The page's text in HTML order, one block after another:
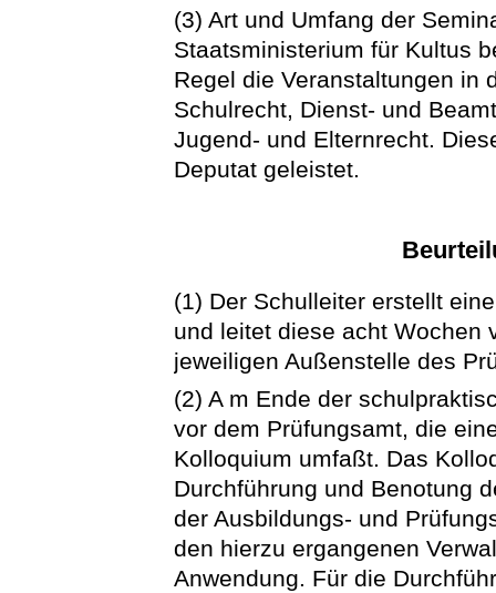
(3) Art und Umfang der
Staatsministerium für Kultus
Regel die Veranstaltungen in
Schulrecht, Dienst- und
Jugend- und Elternrecht.
Deputat geleistet.
(1) Der Schulleiter erstellt
und leitet diese acht Wochen
jeweiligen Außenstelle des
(2) A m Ende der
vor dem Prüfungsamt, die
Kolloquium umfaßt. Das
Durchführung und Benotung
der Ausbildungs- und
den hierzu ergangenen
Anwendung. Für die